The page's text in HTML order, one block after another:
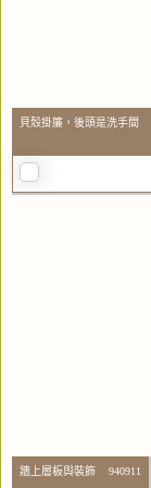
貝殼掛簾，後頭是洗手間
牆上層板與裝飾 940911